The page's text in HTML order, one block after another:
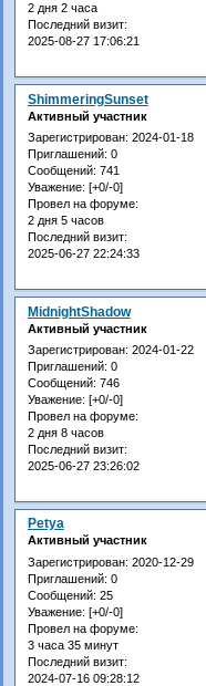
2 дня 2 часа
Последний визит:
2025-08-27 17:06:21
ShimmeringSunset
Активный участник
Зарегистрирован: 2024-01-18
Приглашений: 0
Сообщений: 741
Уважение: [+0/-0]
Провел на форуме:
2 дня 5 часов
Последний визит:
2025-06-27 22:24:33
MidnightShadow
Активный участник
Зарегистрирован: 2024-01-22
Приглашений: 0
Сообщений: 746
Уважение: [+0/-0]
Провел на форуме:
2 дня 8 часов
Последний визит:
2025-06-27 23:26:02
Petya
Активный участник
Зарегистрирован: 2020-12-29
Приглашений: 0
Сообщений: 25
Уважение: [+0/-0]
Провел на форуме:
3 часа 35 минут
Последний визит:
2024-07-16 09:28:12